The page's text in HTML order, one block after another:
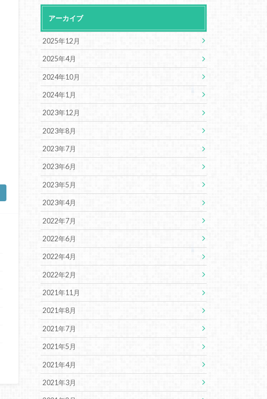
アーカイブ
2025年12月
2025年4月
2024年10月
2024年1月
2023年12月
2023年8月
2023年7月
2023年6月
2023年5月
2023年4月
2022年7月
2022年6月
2022年4月
2022年2月
2021年11月
2021年8月
2021年7月
2021年5月
2021年4月
2021年3月